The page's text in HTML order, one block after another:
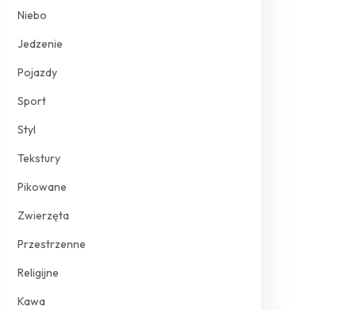
Niebo
Jedzenie
Pojazdy
Sport
Styl
Tekstury
Pikowane
Zwierzęta
Przestrzenne
Religijne
Kawa